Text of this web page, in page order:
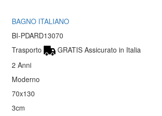
BAGNO ITALIANO
BI-PDARD13070
Trasporto
GRATIS Assicurato in Italia
2 Anni
Moderno
70x130
3cm